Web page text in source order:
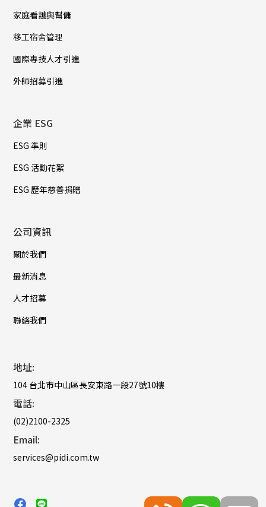
家庭看護與幫傭
移工宿舍管理
國際專技人才引進
外師招募引進
企業 ESG
ESG 準則
ESG 活動花絮
ESG 歷年慈善捐贈
公司資訊
關於我們
最新消息
人才招募
聯絡我們
地址:
104 台北市中山區長安東路一段27號10樓
電話:
(02)2100-2325
Email:
services@pidi.com.tw